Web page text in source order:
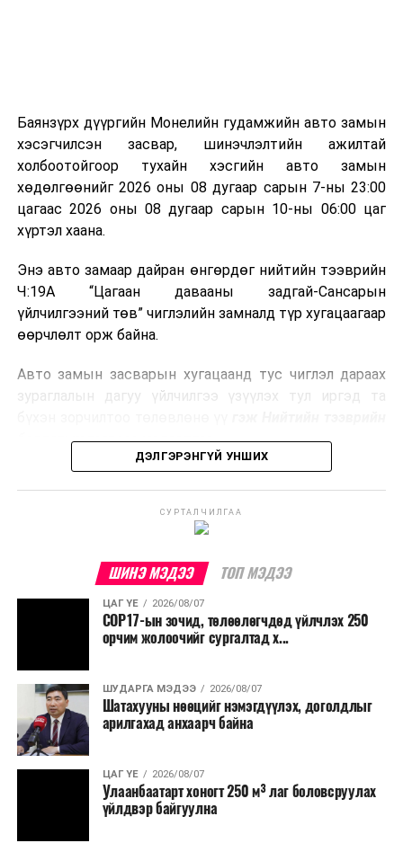
болон дулааны эрчим хүч үйлдвэрлэхэд ашиглаж
болдог. Зарим технологийн хувьд шаталтын дараа
үлдэх үнснээс фосфор зэрэг ашигт эрдсийг сэргээн
авах боломжтой аж.
Япон, Герман, Швейцар, Нидерланд, Өмнөд Солонгос
зэрэг улс лаг хатаах, шатаах технологийг ашиглаж
байна. Тухайлбал, Германд лаг шатаах үйлдвэрээс
гарсан үнснээс фосфор сэргээн авах технологи
ашигладаг бол Нидерландад төвлөрсөн лаг
боловсруулах үйлдвэрүүдээр дулаан, цахилгаан
Ийнхүү лаг хатаах, шатаах технологийг лагийн
улсад өргөн ашиглаж байна.
Баянзүрх дүүргийн Монелийн гудамжийн авто замын
хэсэгчилсэн засвар, шинэчлэлтийн ажилтай
холбоотойгоор тухайн хэсгийн авто замын
хөдөлгөөнийг 2026 оны 08 дугаар сарын 7-ны 23:00
цагаас 2026 оны 08 дугаар сарын 10-ны 06:00 цаг
хүртэл хаана.
Энэ авто замаар дайран өнгөрдөг нийтийн тээврийн
Ч:19А “Цагаан давааны задгай-Сансарын
үйлчилгээний төв” чиглэлийн замналд түр хугацаагаар
өөрчлөлт орж байна.
Авто замын засварын хугацаанд тус чиглэл дараах
зураглалын дагуу үйлчилгээ үзүүлэх тул иргэд та
бодлогын газраас мэдээллээ.
ДЭЛГЭРЭНГҮЙ УНШИХ
СУРТАЛЧИЛГАА
ШИНЭ МЭДЭЭ ТОП МЭДЭЭ
ЦАГ ҮЕ 2026/08/07
COP17-ын зочид, төлөөлөгчдөд үйлчлэх 250
орчим жолоочийг сургалтад х...
ШУДАРГА МЭДЭЭ 2026/08/07
Шатахууны нөөцийг нэмэгдүүлэх, доголдлыг
арилгахад анхаарч байна
ЦАГ ҮЕ 2026/08/07
Улаанбаатарт хоногт 250 м³ лаг боловсруулах
үйлдвэр байгуулна